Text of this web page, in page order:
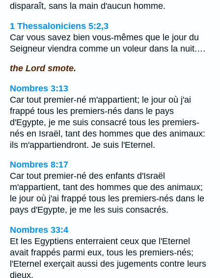
disparaît, sans la main d'aucun homme.
1 Thessaloniciens 5:2,3
Car vous savez bien vous-mêmes que le jour du
Seigneur viendra comme un voleur dans la nuit.…
the Lord smote.
Nombres 3:13
Car tout premier-né m'appartient; le jour où j'ai
frappé tous les premiers-nés dans le pays
d'Egypte, je me suis consacré tous les premiers-
nés en Israël, tant des hommes que des animaux:
ils m'appartiendront. Je suis l'Eternel.
Nombres 8:17
Car tout premier-né des enfants d'Israël
m'appartient, tant des hommes que des animaux;
le jour où j'ai frappé tous les premiers-nés dans le
pays d'Egypte, je me les suis consacrés.
Nombres 33:4
Et les Egyptiens enterraient ceux que l'Eternel
avait frappés parmi eux, tous les premiers-nés;
l'Eternel exerçait aussi des jugements contre leurs
dieux.